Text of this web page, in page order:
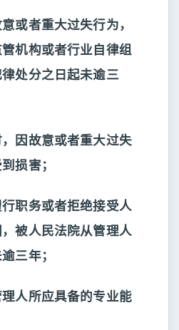
或者重大过失行为，
机构或者行业自律组
处分之日起未逾三
，因故意或者重大过失
损害；
行职务或者拒绝接受人
被人民法院从管理人
三年；
理人所应具备的专业能